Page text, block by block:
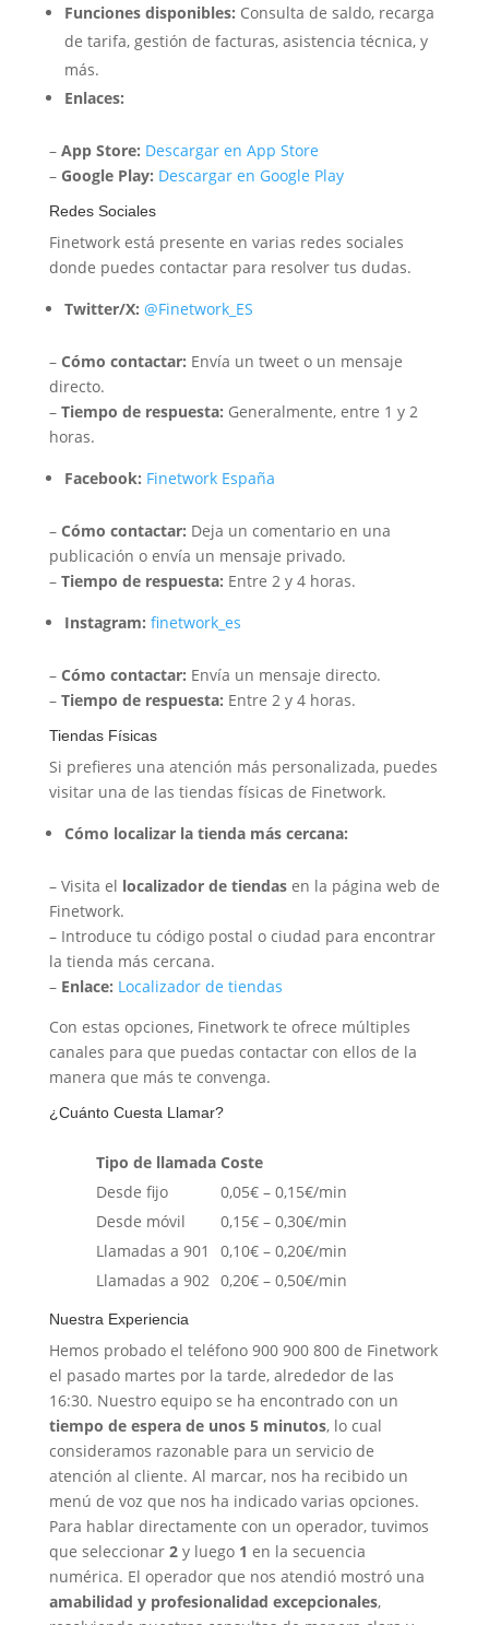
Funciones disponibles: Consulta de saldo, recarga
de tarifa, gestión de facturas, asistencia técnica, y
más.
Enlaces:
– App Store: Descargar en App Store
– Google Play: Descargar en Google Play
Redes Sociales
Finetwork está presente en varias redes sociales
donde puedes contactar para resolver tus dudas.
Twitter/X: @Finetwork_ES
– Cómo contactar: Envía un tweet o un mensaje
directo.
– Tiempo de respuesta: Generalmente, entre 1 y 2
horas.
Facebook: Finetwork España
– Cómo contactar: Deja un comentario en una
publicación o envía un mensaje privado.
– Tiempo de respuesta: Entre 2 y 4 horas.
Instagram: finetwork_es
– Cómo contactar: Envía un mensaje directo.
– Tiempo de respuesta: Entre 2 y 4 horas.
Tiendas Físicas
Si prefieres una atención más personalizada, puedes
visitar una de las tiendas físicas de Finetwork.
Cómo localizar la tienda más cercana:
– Visita el localizador de tiendasen la página web de
Finetwork.
– Introduce tu código postal o ciudad para encontrar
la tienda más cercana.
– Enlace: Localizador de tiendas
Con estas opciones, Finetwork te ofrece múltiples
canales para que puedas contactar con ellos de la
manera que más te convenga.
¿Cuánto Cuesta Llamar?
Tipo de llamada Coste
Desde fijo
0,05€ – 0,15€/min
Desde móvil
0,15€ – 0,30€/min
Llamadas a 901
0,10€ – 0,20€/min
Llamadas a 902 0,20€ – 0,50€/min
Nuestra Experiencia
Hemos probado el teléfono 900 900 800 de Finetwork
el pasado martes por la tarde, alrededor de las
16:30. Nuestro equipo se ha encontrado con un
tiempo de espera de unos 5 minutos, lo cual
consideramos razonable para un servicio de
atención al cliente. Al marcar, nos ha recibido un
menú de voz que nos ha indicado varias opciones.
Para hablar directamente con un operador, tuvimos
que seleccionar 2y luego 1 en la secuencia
numérica. El operador que nos atendió mostró una
amabilidad y profesionalidad excepcionales,